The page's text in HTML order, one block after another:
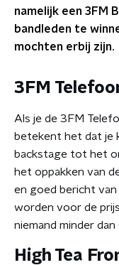
namelijk een 3FM
bandleden te
mochten erbij zijn.
3FM
Als je de 3FM
betekent het dat je
backstage tot het
het oppakken van
en goed bericht
worden voor de
niemand minder
High Tea